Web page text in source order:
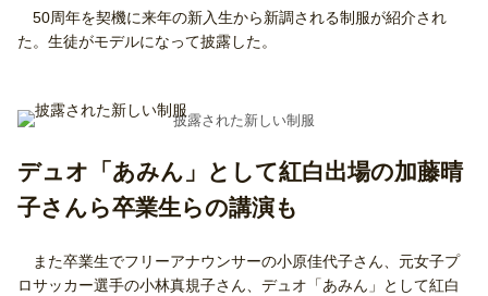
50周年を契機に来年の新入生から新調される制服が紹介され
た。生徒がモデルになって披露した。
披露された新しい制服
デュオ「あみん」として紅白出場の加藤晴
子さんら卒業生らの講演も
また卒業生でフリーアナウンサーの小原佳代子さん、元女子プ
ロサッカー選手の小林真規子さん、デュオ「あみん」として紅白